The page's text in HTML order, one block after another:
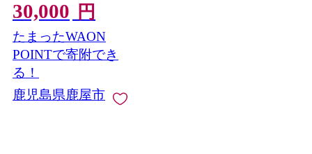
かな地下水育ち！
30,000 円
たまったWAON
POINTで寄附でき
る！
鹿児島県鹿屋市